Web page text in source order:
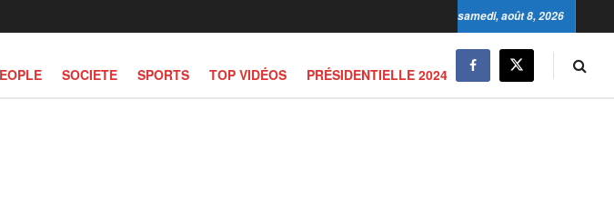
samedi, août 8, 2026
SOCIETE SPORTS TOP VIDÉOS PRÉSIDENTIELLE 2024